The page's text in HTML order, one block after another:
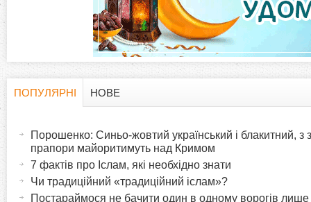
р
н
к
ПОПУЛЯРНІ
НОВЕ
Порошенко: Синьо-жовтий український і блакитний, з
прапори майоритимуть над Кримом
7 фактів про Іслам, які необхідно знати
Чи традиційний «традиційний іслам»?
Постараймося не бачити один в одному ворогів лише